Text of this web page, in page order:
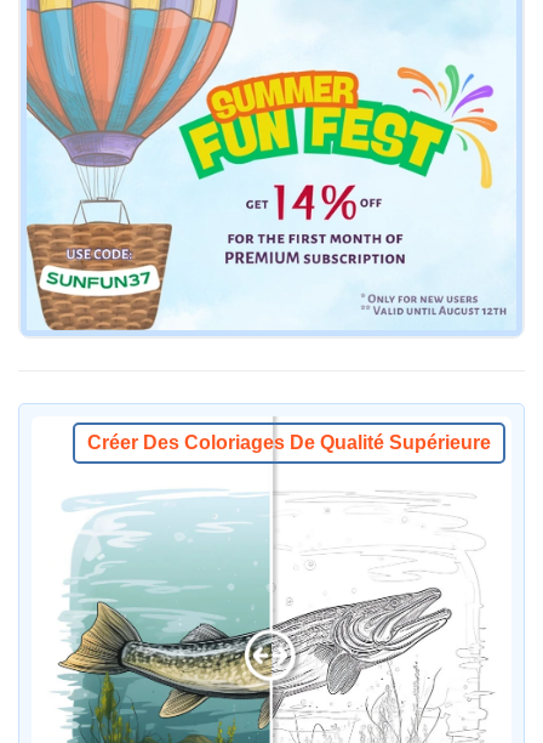
Créer Des Coloriages De Qualité Supérieure